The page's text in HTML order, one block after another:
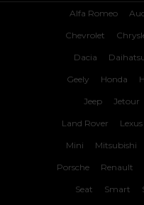
Alfa Romeo
Chevrolet
Dacia
Geely Honda
Jeep Jetour
Land Rover Lexus
Mini Mitsubishi
Porsche Renault
Seat Smart